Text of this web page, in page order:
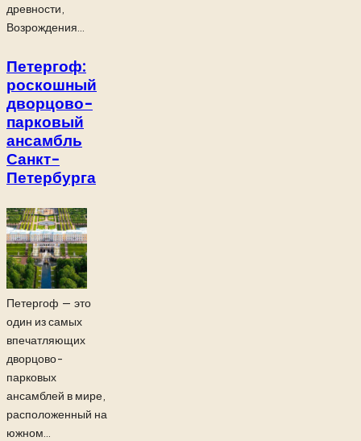
древности,
Возрождения...
Петергоф:
роскошный
дворцово-
парковый
ансамбль
Санкт-
Петербурга
Петергоф — это
один из самых
впечатляющих
дворцово-
парковых
ансамблей в мире,
расположенный на
южном...